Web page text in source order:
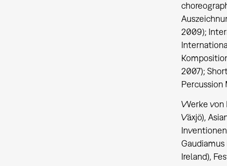
2009);
2007);
Percussion
Werke von
Växjö),
Ireland),